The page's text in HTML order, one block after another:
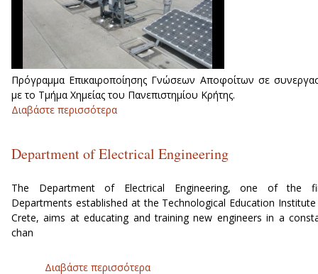
Πρόγραμμα Επικαιροποίησης Γνώσεων Αποφοίτων σε
με το Τμήμα Χημείας του Πανεπιστημίου Κρήτης.
Διαβάστε περισσότερα
Department of Electrical Engineering
The Department of Electrical Engineering, one of the
Departments established at the Technological Education
Crete, aims at educating and training new engineers in a
chan
Διαβάστε περισσότερα